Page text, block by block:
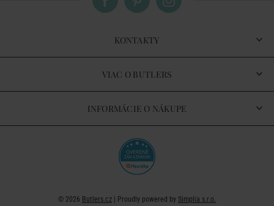
KONTAKTY
VIAC O BUTLERS
INFORMÁCIE O NÁKUPE
© 2026 Butlers.cz | Proudly powered by Simplia s.r.o.